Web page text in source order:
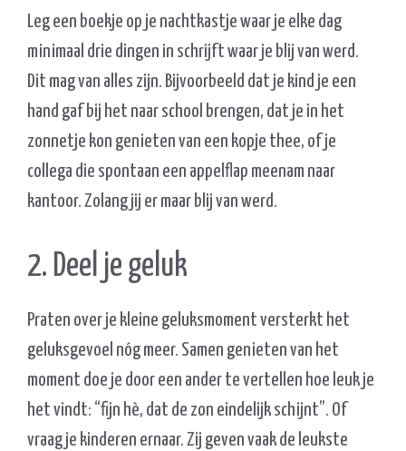
Leg een boekje op je nachtkastje waar je elke dag
minimaal drie dingen in schrijft waar je blij van werd.
Dit mag van alles zijn. Bijvoorbeeld dat je kind je een
hand gaf bij het naar school brengen, dat je in het
zonnetje kon genieten van een kopje thee, of je
collega die spontaan een appelflap meenam naar
kantoor. Zolang jij er maar blij van werd.
2. Deel je geluk
Praten over je kleine geluksmoment versterkt het
geluksgevoel nóg meer. Samen genieten van het
moment doe je door een ander te vertellen hoe leuk je
het vindt: “fijn hè, dat de zon eindelijk schijnt”. Of
vraag je kinderen ernaar. Zij geven vaak de leukste